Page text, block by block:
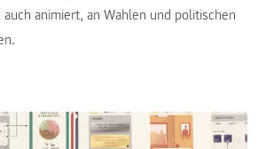
auch animiert, an Wahlen und politischen